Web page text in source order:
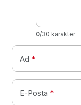
0/30 karakter
Ad *
E-Posta *